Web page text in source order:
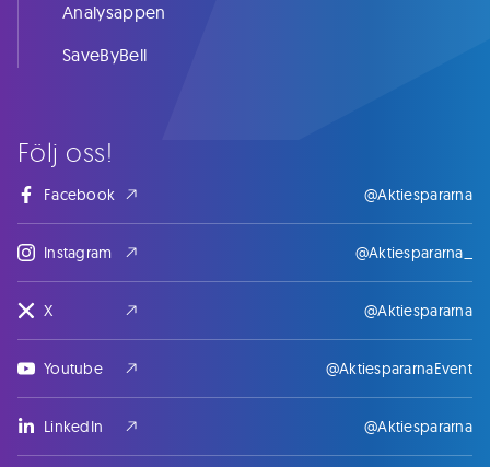
Följ oss!
Facebook @Aktiespararna
Instagram @Aktiespararna_
X @Aktiespararna
Youtube @AktiespararnaEvent
LinkedIn @Aktiespararna
Analysappen
SaveByBell